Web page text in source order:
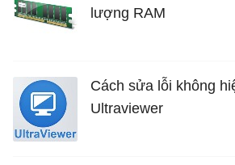
lượng RAM
Cách sửa lỗi không
Ultraviewer